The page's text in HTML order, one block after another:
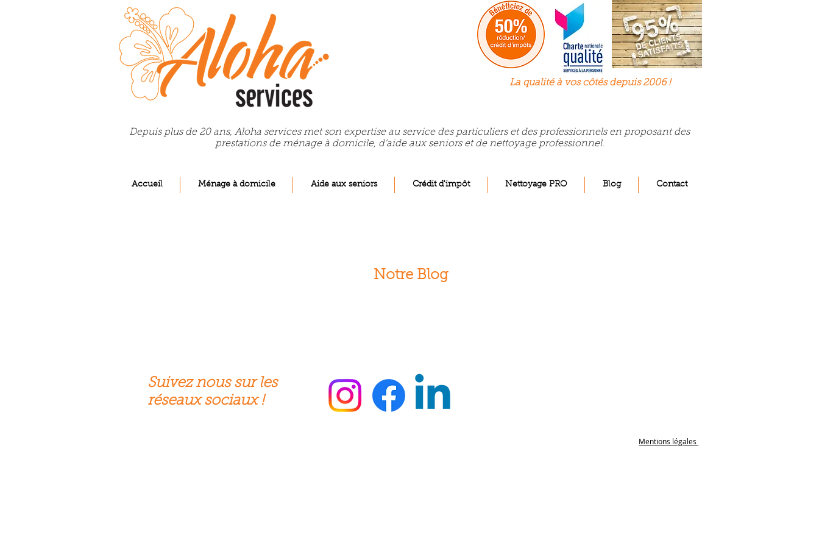
La qualité à voscôtés depuis 2006 !
Depuis plus de 20 ans, Aloha services met son expertise au service des particuliers et des professionnels en proposant des
prestations de ménage à domicile, d’aide aux seniors et de nettoyage professionnel.
Accueil Ménage à domicile Aide aux seniors Crédit d'impôt Nettoyage PRO Blog Contact
Notre Blog
Suivez nous sur les
réseaux sociaux !
Mentions légales